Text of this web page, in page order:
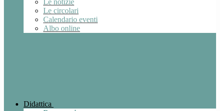
Le notizie
Le circolari
Calendario eventi
Albo online
Didattica